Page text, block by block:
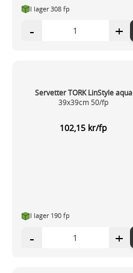
I lager 308 fp
- +
Servetter TORK LinStyle aqua
39x39cm 50/fp
102,15 kr/fp
I lager 190 fp
- +